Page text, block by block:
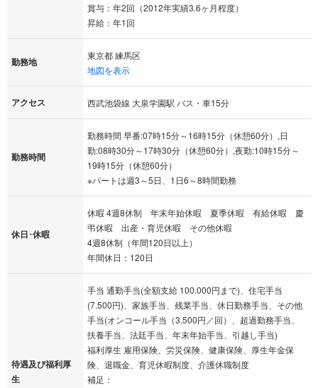
賞与：年2回（2012年実績3.6ヶ月程度）
昇給：年1回
勤務地
東京都 練馬区
地図を表示
アクセス 西武池袋線 大泉学園駅 バス・車15分
勤務時間
勤務時間 早番:07時15分～16時15分（休憩60分）,日
勤:08時30分～17時30分（休憩60分）,夜勤:10時15分～
19時15分（休憩60分）
※パートは週3～5日、1日6～8時間勤務
休日･休暇
休暇 4週8休制 年末年始休暇 夏季休暇 有給休暇 慶
弔休暇 出産・育児休暇 その他休暇
4週8休制（年間120日以上）
年間休日：120日
待遇及び福利厚
生
手当 通勤手当(全額支給 100.000円まで)、住宅手当
(7.500円)、家族手当、残業手当、休日勤務手当、その他
手当(オンコール手当（3.500円／回）、超過勤務手当、
扶養手当、法廷手当、年末年始手当、引越し手当)
福利厚生 雇用保険、労災保険、健康保険、厚生年金保
険、退職金、育児休暇制度、介護休職制度
補足：